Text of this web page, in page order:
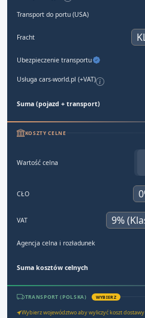
Transport do portu (USA)
Fracht
Ubezpieczenie transportu
Usługa cars-world.pl (+VAT)
Suma (pojazd + transport)
KOSZTY CELNE
Wartość celna
CŁO
VAT
Agencja celna i rozładunek
Suma kosztów celnych
TRANSPORT (POLSKA) WYBIERZ
Wybierz województwo aby wyliczyć koszt dostawy